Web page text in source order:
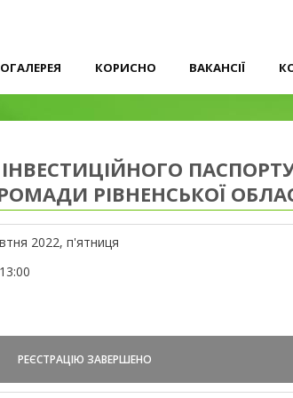
КОРИСНО ВАКАНСІЇ
РІВНЕНСЬКОЇ
2022, п'ятниця
РЕЄСТРАЦІЮ ЗАВЕРШЕНО